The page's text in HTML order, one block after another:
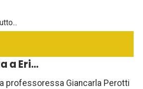
a Eri...
professoressa Giancarla Perotti